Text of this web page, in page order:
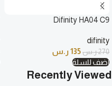
Difinity HA04 C9
difinity
270ر.س135 ر.س
أضف للسلة
Recently Viewed